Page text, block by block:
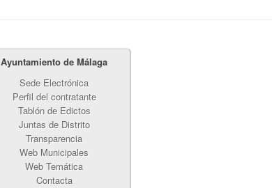
Ayuntamiento de Málaga
Sede Electrónica
Perfil del contratante
Tablón de Edictos
Juntas de Distrito
Transparencia
Web Municipales
Web Temática
Contacta